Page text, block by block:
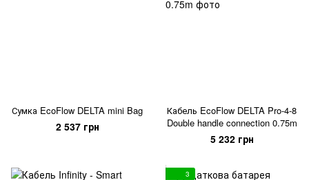
Сумка EcoFlow DELTA mini Bag
2 537 грн
Кабель EcoFlow DELTA Pro-4-8
Double handle connection 0.75m
5 232 грн
3